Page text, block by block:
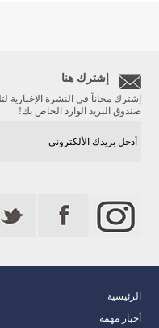
إشترك هنا
إشترك مجاناً في النشرة
صندوق البريد الوارد الخاص بك!
الرئيسية
أخبار مهمة